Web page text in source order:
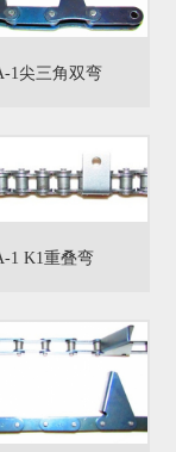
1尖三角双弯
1 K1重叠弯